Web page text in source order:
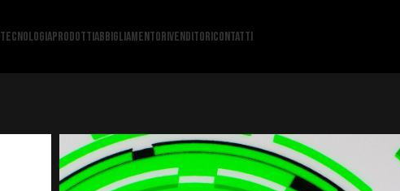
TECNOLOGIAPRODOTTIABBIGLIAMENTORIVENDITORICONTATTI